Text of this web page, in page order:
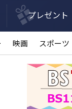
プレゼント
映画 スポーツ